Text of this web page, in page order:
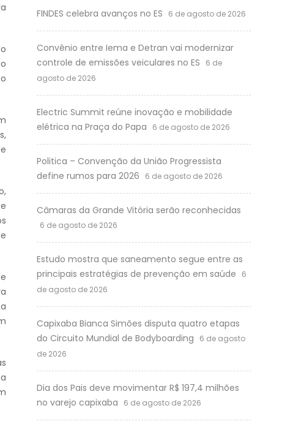
FINDES celebra avanços no ES 6 de agosto de 2026
Convênio entre Iema e Detran vai modernizar
controle de emissões veiculares no ES
6 de
agosto de 2026
Electric Summit reúne inovação e mobilidade
elétrica na Praça do Papa
6 de agosto de 2026
Politica – Convenção da União Progressista
define rumos para 2026
6 de agosto de 2026
Câmaras da Grande Vitória serão reconhecidas
6 de agosto de 2026
Estudo mostra que saneamento segue entre as
principais estratégias de prevenção em saúde
6
de agosto de 2026
Capixaba Bianca Simões disputa quatro etapas
do Circuito Mundial de Bodyboarding
6 de agosto
de 2026
Dia dos Pais deve movimentar R$ 197,4 milhões
no varejo capixaba
6 de agosto de 2026